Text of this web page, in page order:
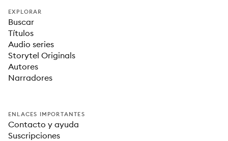
EXPLORAR
Buscar
Títulos
Audio series
Storytel Originals
Autores
Narradores
ENLACES IMPORTANTES
Contacto y ayuda
Suscripciones